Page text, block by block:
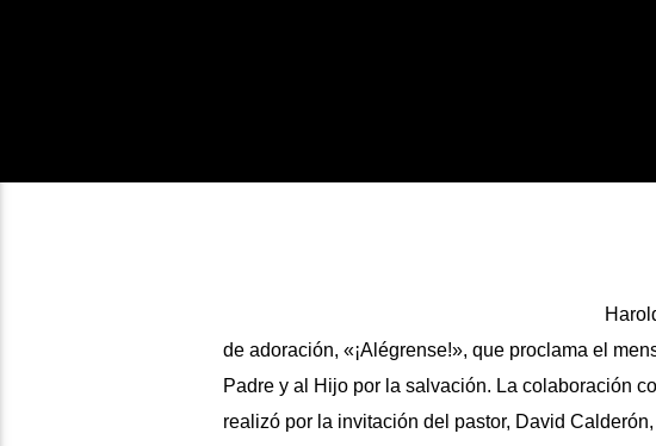
de adoración, «¡Alégrense!», que proclama el
Padre y al Hijo por la salvación. La colaboración
realizó por la invitación del pastor, David